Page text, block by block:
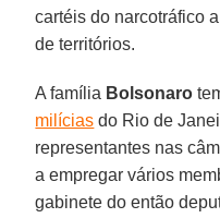
cartéis do narcotráfico
de territórios.
A família Bolsonaro
milícias do Rio de
representantes nas
a empregar vários
gabinete do então